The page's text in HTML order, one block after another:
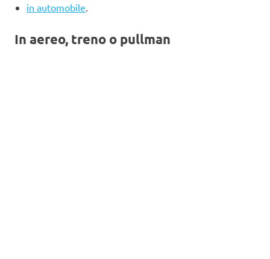
in automobile
In aereo, treno o pullman